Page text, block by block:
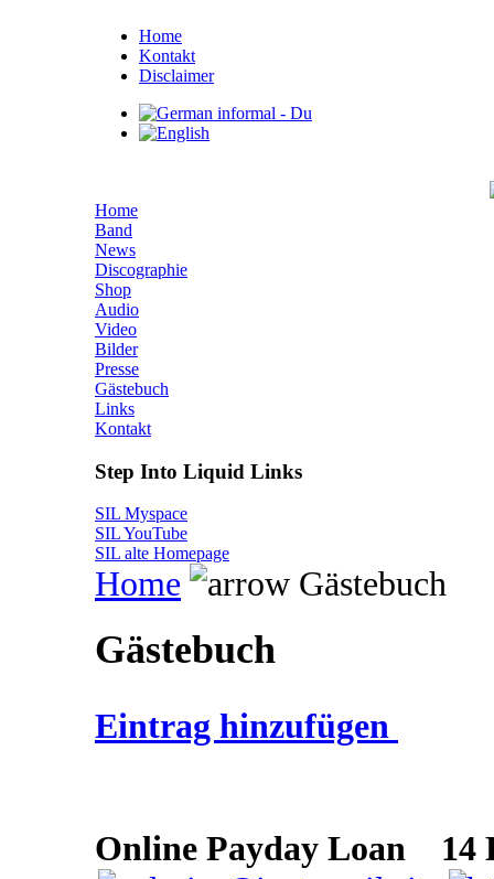
Home
Kontakt
Disclaimer
Home
Band
News
Discographie
Shop
Audio
Video
Bilder
Presse
Gästebuch
Links
Kontakt
Step Into Liquid Links
SIL Myspace
SIL YouTube
SIL alte Homepage
Home Gästebuch
Gästebuch
Eintrag hinzufügen
Online Payday Loan 14